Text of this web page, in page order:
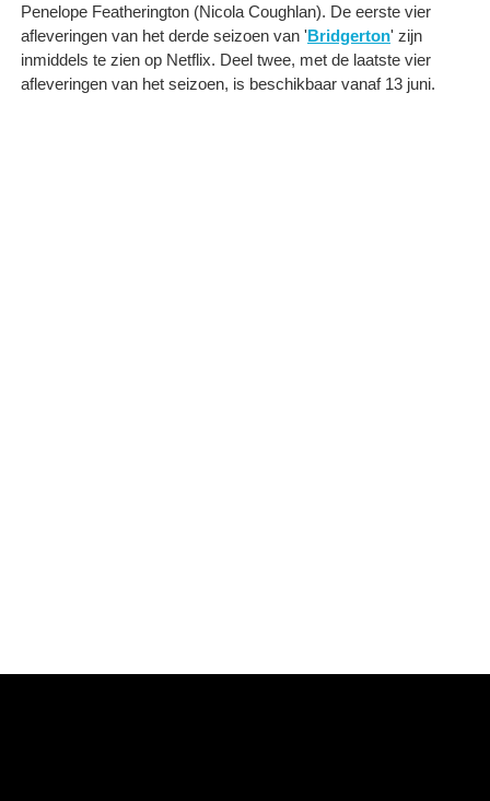
Penelope Featherington (Nicola Coughlan). De eerste vier
afleveringen van het derde seizoen van 'Bridgerton' zijn
inmiddels te zien op Netflix. Deel twee, met de laatste vier
afleveringen van het seizoen, is beschikbaar vanaf 13 juni.